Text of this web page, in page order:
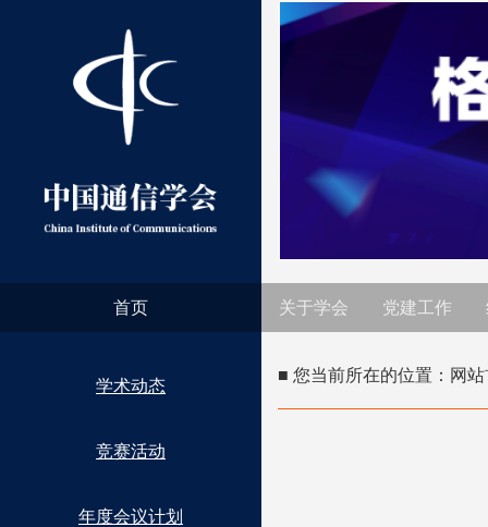
首页 关于学会 党建工作
学术动态
竞赛活动
年度会议计划
■ 您当前所在的位置： 网